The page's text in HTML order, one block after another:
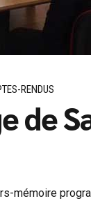
RENDUS
de
mémoire